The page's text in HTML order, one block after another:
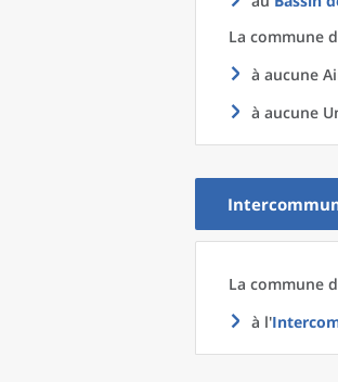
La commune
à aucune
à aucune
La commune
à l'